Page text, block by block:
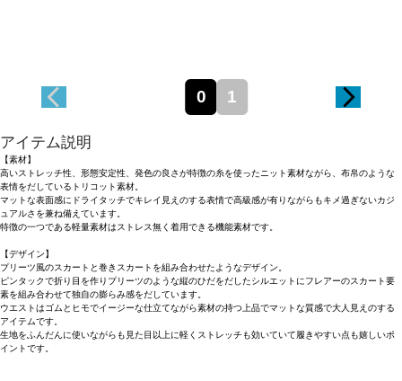
0 1
アイテム説明
【素材】
高いストレッチ性、形態安定性、発色の良さが特徴の糸を使ったニット素材ながら、布帛のような
表情をだしているトリコット素材。
マットな表面感にドライタッチでキレイ見えのする表情で高級感が有りながらもキメ過ぎないカジ
ュアルさを兼ね備えています。
特徴の一つである軽量素材はストレス無く着用できる機能素材です。
【デザイン】
プリーツ風のスカートと巻きスカートを組み合わせたようなデザイン。
ピンタックで折り目を作りプリーツのような縦のひだをだしたシルエットにフレアーのスカート要
素を組み合わせて独自の膨らみ感をだしています。
ウエストはゴムとヒモでイージーな仕立てながら素材の持つ上品でマットな質感で大人見えのする
アイテムです。
生地をふんだんに使いながらも見た目以上に軽くストレッチも効いていて履きやすい点も嬉しいポ
イントです。